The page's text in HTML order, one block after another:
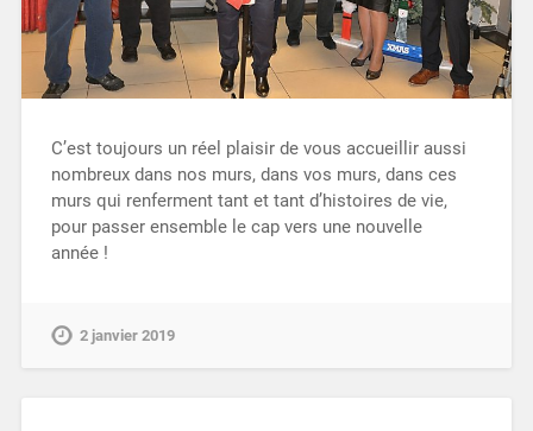
C’est toujours un réel plaisir de vous accueillir aussi
nombreux dans nos murs, dans vos murs, dans ces
murs qui renferment tant et tant d’histoires de vie,
pour passer ensemble le cap vers une nouvelle
année !
2 janvier 2019